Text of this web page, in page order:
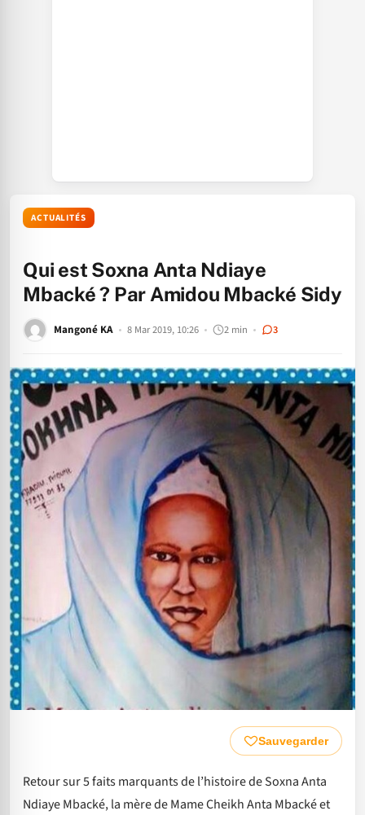
ACTUALITÉS
Qui est Soxna Anta Ndiaye
Mbacké ? Par Amidou Mbacké Sidy
Mangoné KA 8 Mar 2019, 10:26 2 min 3
Sauvegarder
Retour sur 5 faits marquants de l’histoire de Soxna Anta
Ndiaye Mbacké, la mère de Mame Cheikh Anta Mbacké et